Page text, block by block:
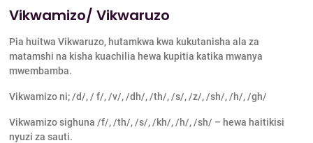
Vikwamizo/ Vikwaruzo
Pia huitwa Vikwaruzo, hutamkwa kwa kukutanisha ala za
matamshi na kisha kuachilia hewa kupitia katika mwanya
mwembamba.
Vikwamizo ni; /d/, / f/, /v/, /dh/, /th/, /s/, /z/, /sh/, /h/, /gh/
Vikwamizo sighuna /f/, /th/, /s/, /kh/, /h/, /sh/ – hewa haitikisi
nyuzi za sauti.